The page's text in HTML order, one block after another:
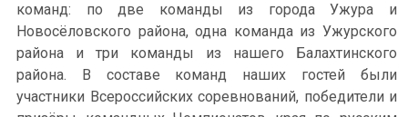
команд: по две команды из города Ужура и
Новосёловского района, одна команда из Ужурского
района и три команды из нашего Балахтинского
района. В составе команд наших гостей были
участники Всероссийских соревнований, победители и